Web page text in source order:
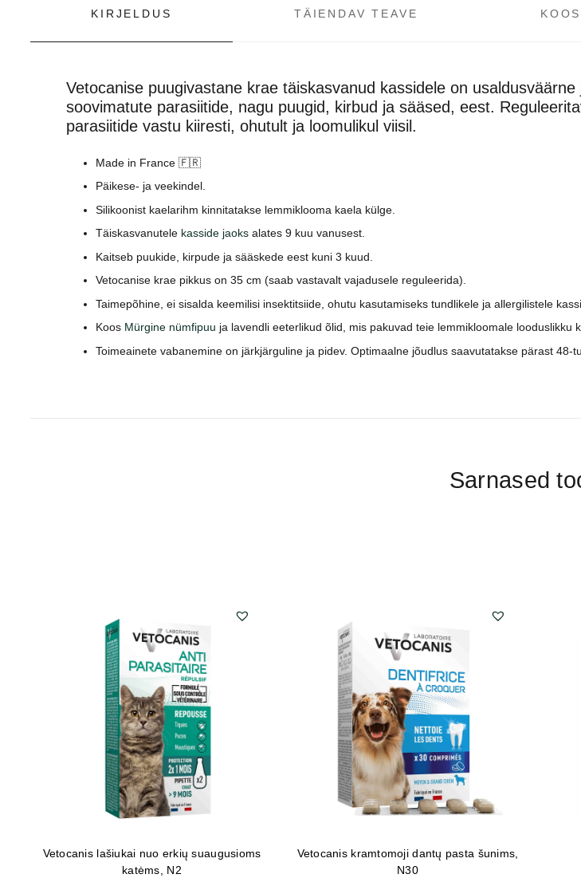
KIRJELDUS TÄIENDAV TEAVE
Vetocanise puugivastane krae täiskasvanud kassidele on
soovimatute parasiitide, nagu puugid, kirbud ja sääsed, eest.
parasiitide vastu kiiresti, ohutult ja loomulikul viisil.
Made in France 🇫🇷
Päikese- ja veekindel.
Silikoonist kaelarihm kinnitatakse lemmiklooma kaela külge.
Täiskasvanutele kasside jaoks alates 9 kuu vanusest.
Kaitseb puukide, kirpude ja sääskede eest kuni 3 kuud.
Vetocanise krae pikkus on 35 cm (saab vastavalt vajadusele reguleerida).
Taimepõhine, ei sisalda keemilisi insektitsiide, ohutu kasutamiseks tundlikele ja allergilistele
Koos Mürgine nümfipuu ja lavendli eeterlikud õlid, mis pakuvad teie lemmikloomale looduslikku
Toimeainete vabanemine on järkjärguline ja pidev. Optimaalne jõudlus saavutatakse pärast 48-
Sarnased
Vetocanis lašiukai nuo erkių suaugusioms
katėms, N2
Vetocanis kramtomoji dantų pasta šunims,
N30